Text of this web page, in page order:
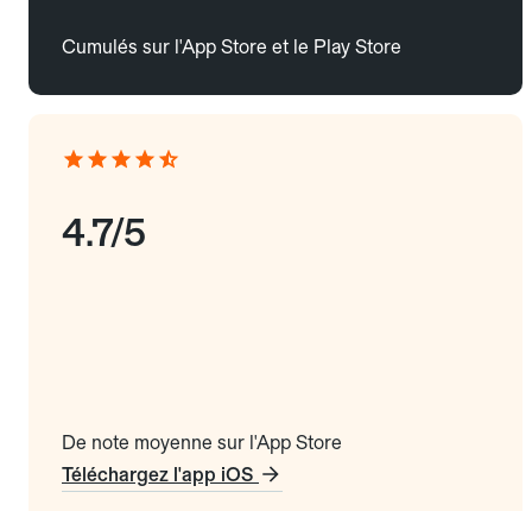
Cumulés sur l'App Store et le Play Store
4.7/5
De note moyenne sur l'App Store
Téléchargez l'app iOS